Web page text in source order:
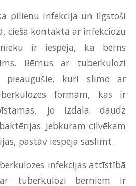
pilienu infekcija un ilgstoši
ciešā kontaktā ar infekciozu
ir iespēja, ka bērns
Bērnus ar tuberkulozi
pieaugušie, kuri slimo ar
formām, kas ir
jo izdala daudz
Jebkuram cilvēkam
pastāv iespēja saslimt.
infekcijas attīstībā
tuberkulozi bērniem ir